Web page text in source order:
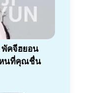
พัคจีฮยอน
หนที่คุณชื่น